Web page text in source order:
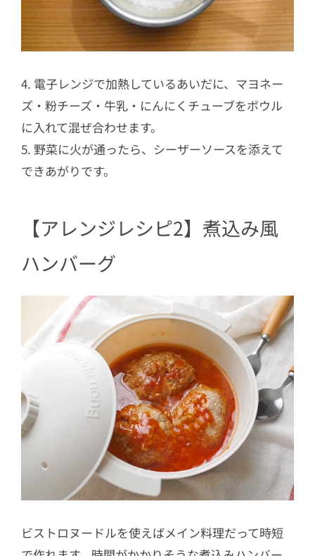
4. 電子レンジで加熱しているあいだに、マヨネー
ズ・粉チーズ・牛乳・にんにくチューブをボウル
に入れて混ぜ合わせます。
5. 野菜に火が通ったら、シーザーソースを添えて
できあがりです。
【アレンジレシピ2】煮込み風
ハンバーグ
ビストロヌードルを使えばメイン料理だって時短